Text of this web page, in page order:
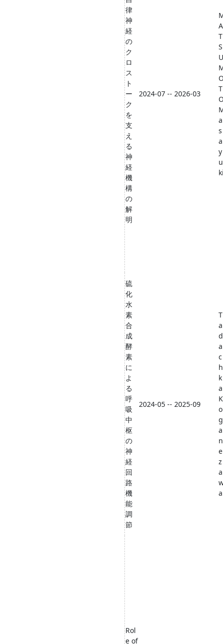
律
神
経
の
ク
ロ
ス
ト
ー
ク
を
支
え
る
神
経
機
構
の
解
明
2024-07 -- 2026-03
A
T
S
U
T
a
s
a
y
u
硫
化
水
素
合
成
酵
素
に
よ
る
呼
吸
中
枢
の
神
経
回
路
機
能
調
節
2024-05 -- 2025-09
T
a
d
a
c
k
a
K
o
g
a
n
e
z
a
a
Rol
e of